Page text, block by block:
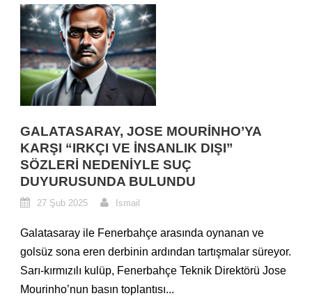
GALATASARAY, JOSE MOURINHO’YA
KARŞI “IRKÇI VE İNSANLIK DIŞI”
SÖZLERI NEDENIYLE SUÇ
DUYURUSUNDA BULUNDU
27 Şub 2025 Ismail
Galatasaray ile Fenerbahçe arasında oynanan ve
golsüz sona eren derbinin ardından tartışmalar süreyor.
Sarı-kırmızılı kulüp, Fenerbahçe Teknik Direktörü Jose
Mourinho’nun basın toplantısı...